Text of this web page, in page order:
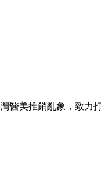
醫美推銷亂象，致力